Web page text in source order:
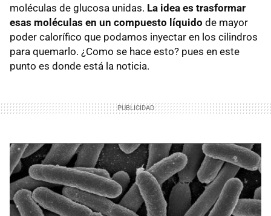
moléculas de glucosa unidas. La idea es trasformar
esas moléculas en un compuesto líquido de mayor
poder calorífico que podamos inyectar en los cilindros
para quemarlo. ¿Como se hace esto? pues en este
punto es donde está la noticia.